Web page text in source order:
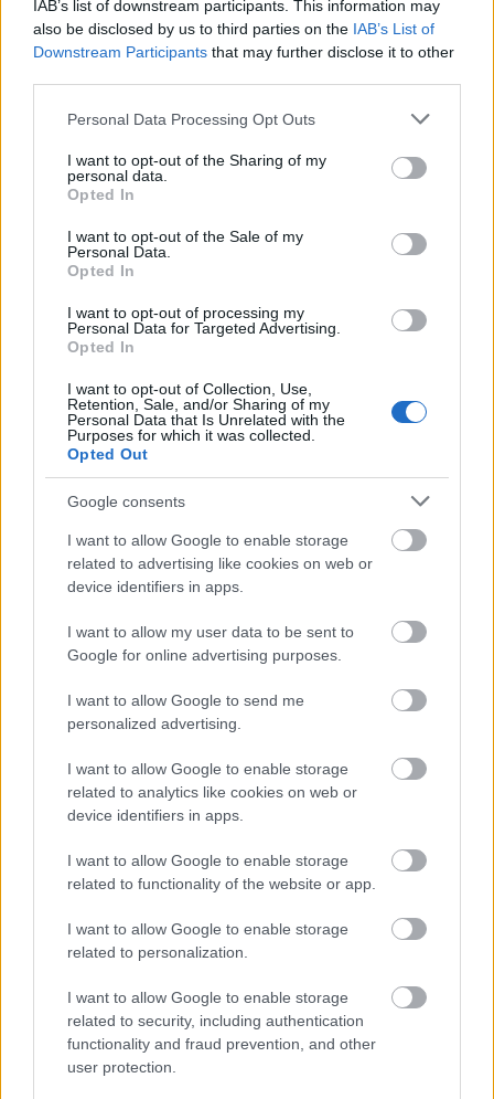
IAB’s list of downstream participants. This information may
also be disclosed by us to third parties on the IAB’s List of
Downstream Participants that may further disclose it to other
Please note that this website/app uses one or more Google
not limited to your visit or usage behaviour. You may click to
grant or deny consent to Google and its third-party tags to
use your data for below specified purposes in below Google
consent section.
Personal Data Processing Opt Outs
I want to opt-out of the Sharing of my
personal data.
Opted In
I want to opt-out of the Sale of my
Personal Data.
Opted In
I want to opt-out of processing my
Personal Data for Targeted Advertising.
Opted In
I want to opt-out of Collection, Use,
Retention, Sale, and/or Sharing of my
Personal Data that Is Unrelated with the
Purposes for which it was collected.
Opted Out
Google consents
I want to allow Google to enable storage
related to advertising like cookies on web or
device identifiers in apps.
I want to allow my user data to be sent to
Google for online advertising purposes.
I want to allow Google to send me
personalized advertising.
I want to allow Google to enable storage
related to analytics like cookies on web or
device identifiers in apps.
I want to allow Google to enable storage
related to functionality of the website or app.
I want to allow Google to enable storage
related to personalization.
I want to allow Google to enable storage
related to security, including authentication
functionality and fraud prevention, and other
user protection.
Megérkezett Magyar Péter bejelentése: így
költik el a 6 ezer milliárd forintnyi uniós pénzt
Megérkezett a hidegfront - térképen a friss
HÍREK 6 órája
Kormányinfó: még augusztusban
hivatal vezetőit
HÍREK 6 órája
Spanyol határ: gyerekek százai várnak
bejutásra, egy siklóernyős átkelés közben
meghalt, 141-re nőtt a halottak száma
HÍREK 7 órája
NÉPSZERŰ